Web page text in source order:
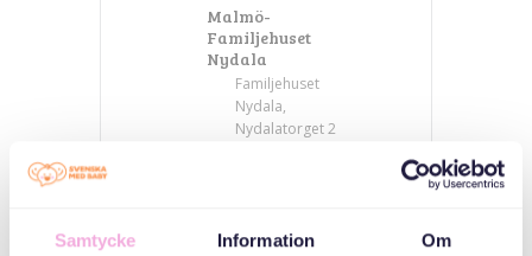
Samtycke Information Om
Malmö-
Familjehuset
Nydala
Familjehuset
Nydala,
Nydalatorget 2